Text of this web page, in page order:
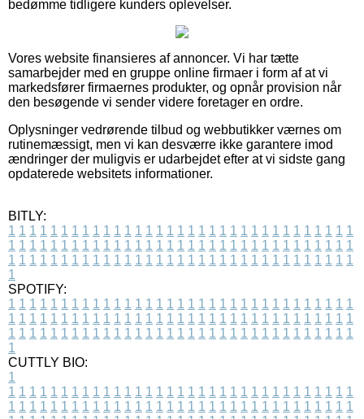
bedømme tidligere kunders oplevelser.
Vores website finansieres af annoncer. Vi har tætte
samarbejder med en gruppe online firmaer i form af at vi
markedsfører firmaernes produkter, og opnår provision når
den besøgende vi sender videre foretager en ordre.
Oplysninger vedrørende tilbud og webbutikker værnes om
rutinemæssigt, men vi kan desværre ikke garantere imod
ændringer der muligvis er udarbejdet efter at vi sidste gang
opdaterede websitets informationer.
BITLY:
1 1 1 1 1 1 1 1 1 1 1 1 1 1 1 1 1 1 1 1 1 1 1 1 1 1 1 1 1 1 1 1 1
1 1 1 1 1 1 1 1 1 1 1 1 1 1 1 1 1 1 1 1 1 1 1 1 1 1 1 1 1 1 1 1 1
1 1 1 1 1 1 1 1 1 1 1 1 1 1 1 1 1 1 1 1 1 1 1 1 1 1 1 1 1 1 1 1 1
1
SPOTIFY:
1 1 1 1 1 1 1 1 1 1 1 1 1 1 1 1 1 1 1 1 1 1 1 1 1 1 1 1 1 1 1 1 1
1 1 1 1 1 1 1 1 1 1 1 1 1 1 1 1 1 1 1 1 1 1 1 1 1 1 1 1 1 1 1 1 1
1 1 1 1 1 1 1 1 1 1 1 1 1 1 1 1 1 1 1 1 1 1 1 1 1 1 1 1 1 1 1 1 1
1
CUTTLY BIO:
1
1 1 1 1 1 1 1 1 1 1 1 1 1 1 1 1 1 1 1 1 1 1 1 1 1 1 1 1 1 1 1 1 1
1 1 1 1 1 1 1 1 1 1 1 1 1 1 1 1 1 1 1 1 1 1 1 1 1 1 1 1 1 1 1 1 1